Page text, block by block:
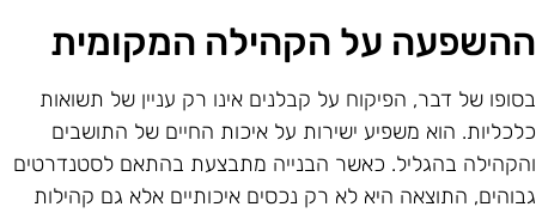
על הקהילה המקומית
של דבר, הפיקוח על קבלנים אינו רק עניין של תשואות
הוא משפיע ישירות על איכות החיים של התושבים
בהגליל. כאשר הבנייה מתבצעת בהתאם לסטנדרטים
התוצאה היא לא רק נכסים איכותיים אלא גם קהילות